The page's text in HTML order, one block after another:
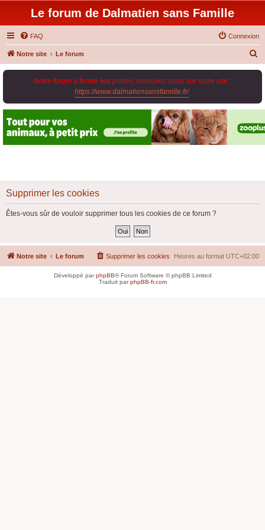
Le forum de Dalmatien sans Famille
FAQ Connexion
Notre site Le forum
e
r
Notre forum a fermé ses portes, retrouvez-nous sur notre site :
https://www.dalmatiensansfamille.fr/.
Supprimer les cookies
Êtes-vous sûr de vouloir supprimer tous les cookies de ce forum ?
Notre site Le forum Heures au format UTC+02:00
Supprimer les cookies
Développé parphpBB® Forum Software © phpBB Limited
Traduit parphpBB-fr.com